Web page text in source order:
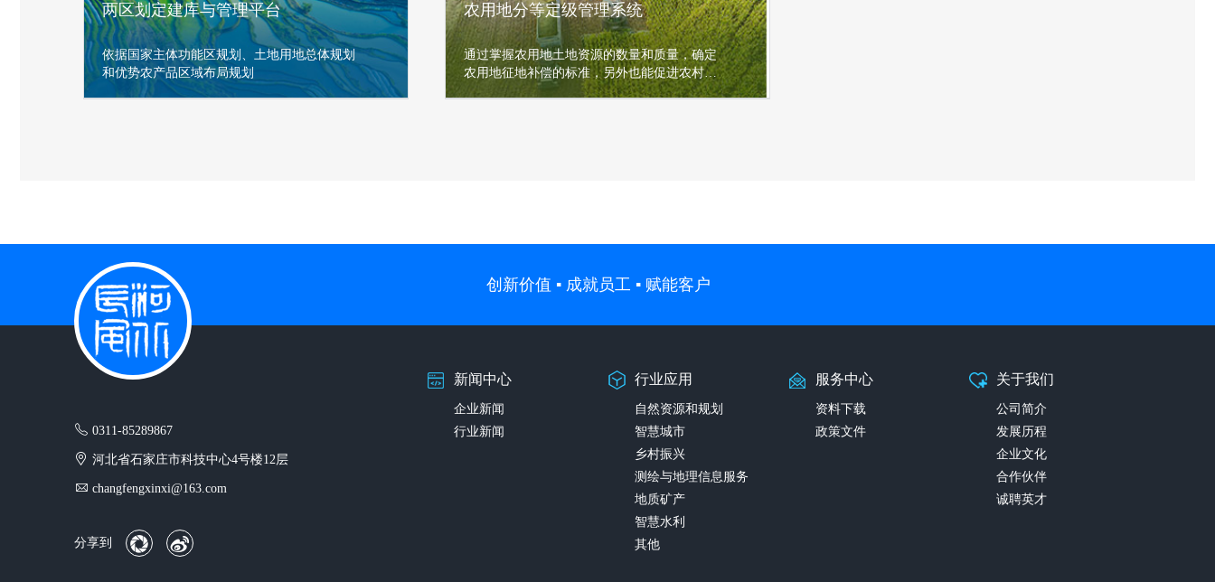
两区划定建库与管理平台
依据国家主体功能区规划、土地用地总体规划
和优势农产品区域布局规划
农用地分等定级管理系统
通过掌握农用地土地资源的数量和质量，确定
农用地征地补偿的标准，另外也能促进农村土
地市场的发展。农用地等别可以为农业政策制
创新价值 ▪ 成就员工 ▪ 赋能客户
0311-85289867
河北省石家庄市科技中心4号楼12层
changfengxinxi@163.com
分享到
新闻中心
企业新闻
行业新闻
行业应用
自然资源和规划
智慧城市
乡村振兴
测绘与地理信息服务
地质矿产
智慧水利
其他
服务中心
资料下载
政策文件
关于我们
公司简介
发展历程
企业文化
合作伙伴
诚聘英才